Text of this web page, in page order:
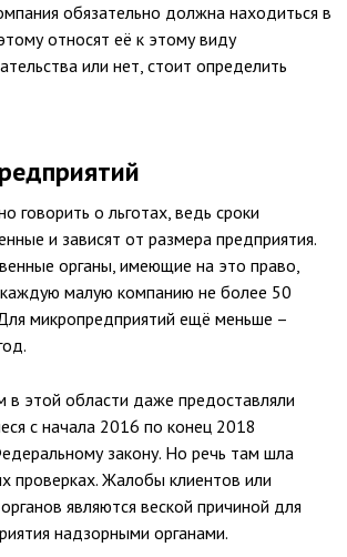
обязательно должна находиться в
относят её к этому виду
или нет, стоит определить
говорить о льготах, ведь сроки
и зависят от размера предприятия.
органы, имеющие на это право,
каждую малую компанию не более 50
микропредприятий ещё меньше –
этой области даже предоставляли
с начала 2016 по конец 2018
закону. Но речь там шла
проверках. Жалобы клиентов или
являются веской причиной для
надзорными органами.